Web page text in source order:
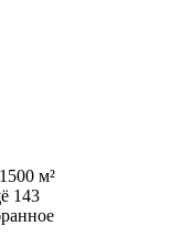
м²
143